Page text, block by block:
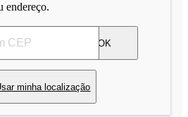
endereço.
OK
minha localização